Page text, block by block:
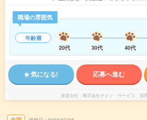
職場の雰囲気
年齢層
20代
30代 40代
気になる! 応募へ進む
派遣会社 株式会社テクノ・サービス 採